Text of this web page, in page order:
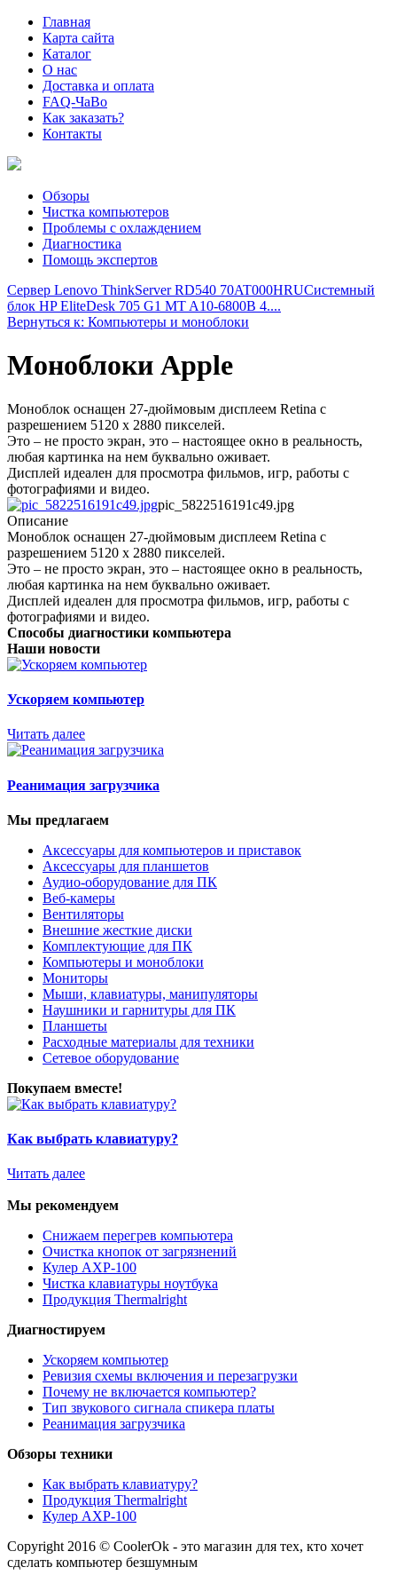
Главная
Карта сайта
Каталог
О нас
Доставка и оплата
FAQ-ЧаВо
Как заказать?
Контакты
Обзоры
Чистка компьютеров
Проблемы с охлаждением
Диагностика
Помощь экспертов
Сервер Lenovo ThinkServer RD540 70AT000HRUСистемный
блок HP EliteDesk 705 G1 MT A10-6800B 4....
Вернуться к: Компьютеры и моноблоки
Моноблоки Apple
Моноблок оснащен 27-дюймовым дисплеем Retina с
разрешением 5120 х 2880 пикселей.
Это – не просто экран, это – настоящее окно в реальность,
любая картинка на нем буквально оживает.
Дисплей идеален для просмотра фильмов, игр, работы с
фотографиями и видео.
pic_5822516191c49.jpg
Описание
Моноблок оснащен 27-дюймовым дисплеем Retina с
разрешением 5120 х 2880 пикселей.
Это – не просто экран, это – настоящее окно в реальность,
любая картинка на нем буквально оживает.
Дисплей идеален для просмотра фильмов, игр, работы с
фотографиями и видео.
Способы диагностики компьютера
Наши новости
Ускоряем компьютер
Читать далее
Реанимация загрузчика
Мы предлагаем
Аксессуары для компьютеров и приставок
Аксессуары для планшетов
Аудио-оборудование для ПК
Веб-камеры
Вентиляторы
Внешние жесткие диски
Комплектующие для ПК
Компьютеры и моноблоки
Мониторы
Мыши, клавиатуры, манипуляторы
Наушники и гарнитуры для ПК
Планшеты
Расходные материалы для техники
Сетевое оборудование
Покупаем вместе!
Как выбрать клавиатуру?
Читать далее
Мы рекомендуем
Снижаем перегрев компьютера
Очистка кнопок от загрязнений
Кулер AXP-100
Чистка клавиатуры ноутбука
Продукция Thermalright
Диагностируем
Ускоряем компьютер
Ревизия схемы включения и перезагрузки
Почему не включается компьютер?
Тип звукового сигнала спикера платы
Реанимация загрузчика
Обзоры техники
Как выбрать клавиатуру?
Продукция Thermalright
Кулер AXP-100
Copyright 2016 © CoolerOk - это магазин для тех, кто хочет
сделать компьютер безшумным